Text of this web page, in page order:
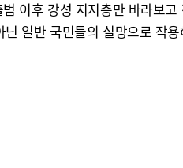
이후 강성 지지층만 바라보
일반 국민들의 실망으로 작